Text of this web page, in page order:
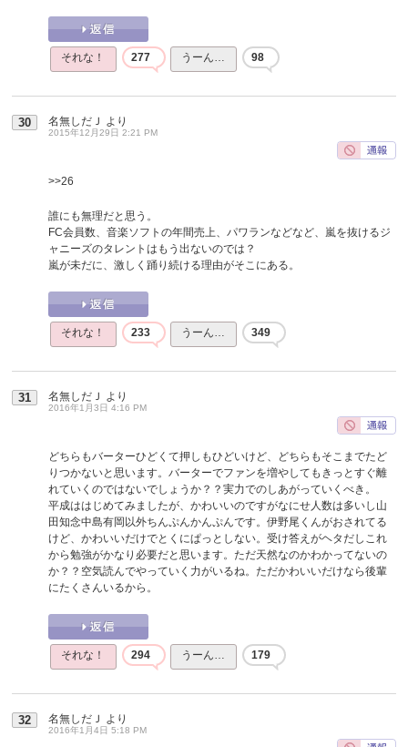
それな！ 277 うーん… 98
30 名無しだＪ より
2015年12月29日 2:21 PM
>>26
誰にも無理だと思う。
FC会員数、音楽ソフトの年間売上、パワランなどなど、嵐を抜けるジ
ャニーズのタレントはもう出ないのでは？
嵐が未だに、激しく踊り続ける理由がそこにある。
それな！ 233 うーん… 349
31 名無しだＪ より
2016年1月3日 4:16 PM
どちらもバーターひどくて押しもひどいけど、どちらもそこまでたど
りつかないと思います。バーターでファンを増やしてもきっとすぐ離
れていくのではないでしょうか？？実力でのしあがっていくべき。
平成ははじめてみましたが、かわいいのですがなにせ人数は多いし山
田知念中島有岡以外ちんぷんかんぷんです。伊野尾くんがおされてる
けど、かわいいだけでとくにぱっとしない。受け答えがヘタだしこれ
から勉強がかなり必要だと思います。ただ天然なのかわかってないの
か？？空気読んでやっていく力がいるね。ただかわいいだけなら後輩
にたくさんいるから。
それな！ 294 うーん… 179
32 名無しだＪ より
2016年1月4日 5:18 PM